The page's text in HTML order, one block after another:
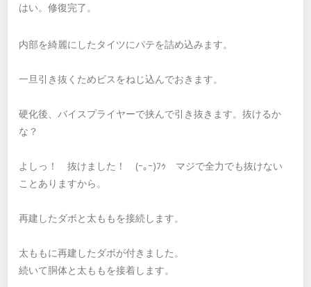
はい。修復完了。
内部を綺麗にしたタイツにパテを詰め込みます。
一旦引き抜くためビスをねじ込んでおきます。
硬化後、バイスプライヤーで挟んで引き抜きます。抜けるか
な？
よしっ！ 抜けました！ (ｰ｡ｰ)ﾌｩ マジで全力でも抜けない
ことありますから。
再建したダボと太ももを接続します。
太ももに再建したダボが付きました。
続いて胴体と太ももを接着します。